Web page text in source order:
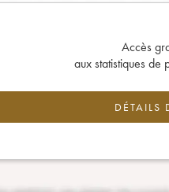
Accès
aux statistiques
DÉTAILS